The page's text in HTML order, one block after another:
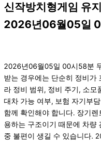
신작방치형게임 유
2026년06월05일
2026년06월05일 00시58분
받는 경우에는 단순히 정비가
라 정비 범위, 정비 주기, 소모
대차 가능 여부, 보험 자기부
함께 확인해야 합니다. 장기
용하는 구조이기 때문에 차량
중 불편이 생길 수 있습니다.